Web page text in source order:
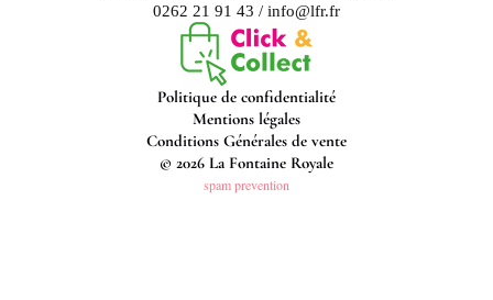
0262 21 91 43 / info@lfr.fr
Politique de confidentialité
Mentions légales
Conditions Générales de vente
© 2026 La Fontaine Royale
spam prevention